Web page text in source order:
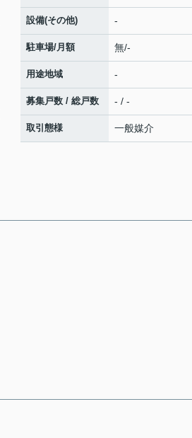
設備(その他) -
駐車場/月額 無/-
用途地域 -
募集戸数 / 総戸数 - / -
取引態様 一般媒介